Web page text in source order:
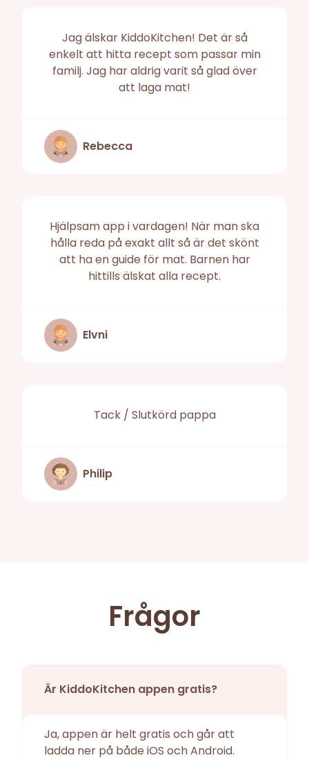
Jag älskar KiddoKitchen! Det är så
enkelt att hitta recept som passar min
familj. Jag har aldrig varit så glad över
att laga mat!
Rebecca
Hjälpsam app i vardagen! När man ska
hålla reda på exakt allt så är det skönt
att ha en guide för mat. Barnen har
hittills älskat alla recept.
Elvni
Tack / Slutkörd pappa
Philip
Frågor
Är KiddoKitchen appen gratis?
Ja, appen är helt gratis och går att
ladda ner på både iOS och Android.